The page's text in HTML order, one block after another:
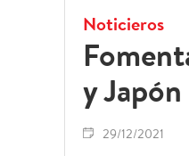
Noticieros
y Japón
29/12/2021